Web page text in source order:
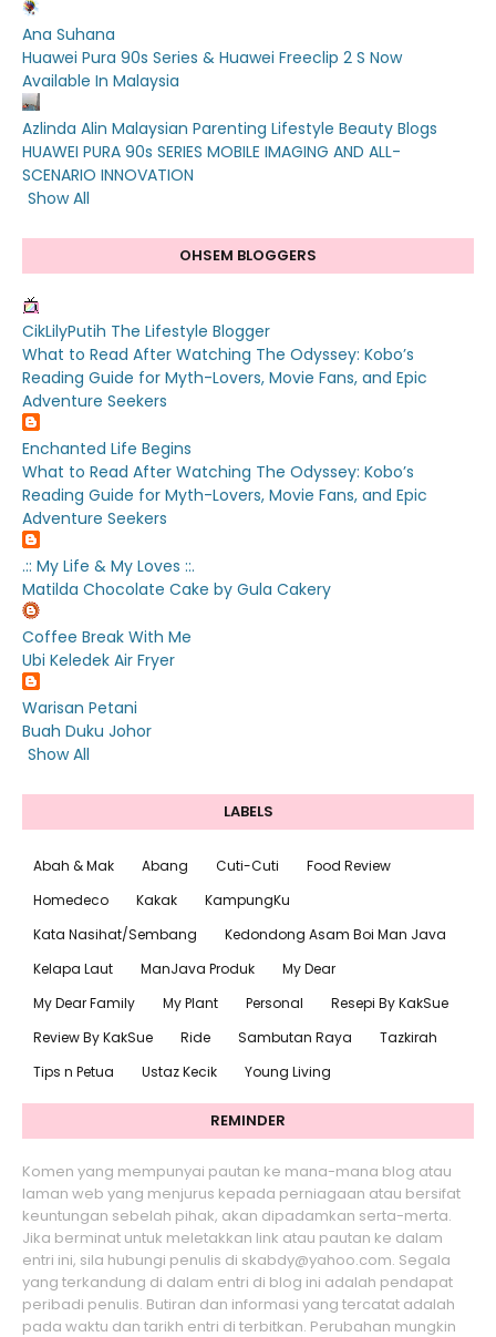
Ana Suhana
Huawei Pura 90s Series & Huawei Freeclip 2 S Now
Available In Malaysia
Azlinda Alin Malaysian Parenting Lifestyle Beauty Blogs
HUAWEI PURA 90s SERIES MOBILE IMAGING AND ALL-
SCENARIO INNOVATION
Show All
OHSEM BLOGGERS
CikLilyPutih The Lifestyle Blogger
What to Read After Watching The Odyssey: Kobo’s
Reading Guide for Myth-Lovers, Movie Fans, and Epic
Adventure Seekers
Enchanted Life Begins
What to Read After Watching The Odyssey: Kobo’s
Reading Guide for Myth-Lovers, Movie Fans, and Epic
Adventure Seekers
.:: My Life & My Loves ::.
Matilda Chocolate Cake by Gula Cakery
Coffee Break With Me
Ubi Keledek Air Fryer
Warisan Petani
Buah Duku Johor
Show All
LABELS
Abah & Mak Abang Cuti-Cuti
Food Review
Homedeco
Kakak
KampungKu
Kata Nasihat/Sembang
Kedondong Asam Boi Man Java
Kelapa Laut
ManJava Produk
My Dear
My Dear Family
My Plant Personal
Resepi By KakSue
Review By KakSue
Ride Sambutan Raya
Tazkirah
Tips n Petua
Ustaz Kecik Young Living
REMINDER
Komen yang mempunyai pautan ke mana-mana blog atau
laman web yang menjurus kepada perniagaan atau bersifat
keuntungan sebelah pihak, akan dipadamkan serta-merta.
Jika berminat untuk meletakkan link atau pautan ke dalam
entri ini, sila hubungi penulis di skabdy@yahoo.com. Segala
yang terkandung di dalam entri di blog ini adalah pendapat
peribadi penulis. Butiran dan informasi yang tercatat adalah
pada waktu dan tarikh entri di terbitkan. Perubahan mungkin